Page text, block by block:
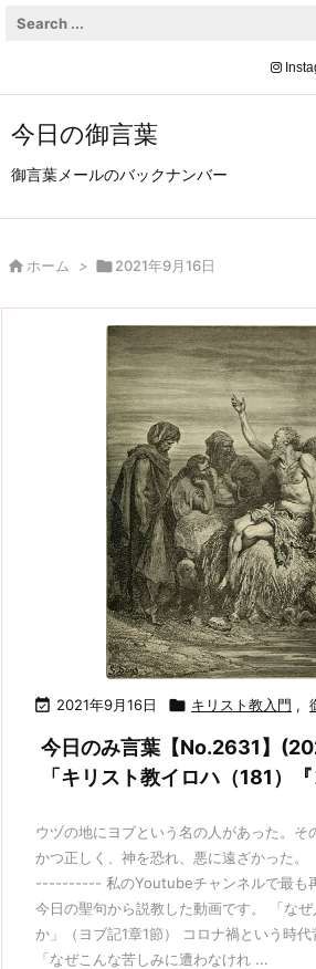
今日の御言葉
御言葉メールのバックナンバー
 ホーム > 2021年9月16日
 2021年9月16日  キリスト教入門 ,
今日のみ言葉【No.2631】
「キリスト教イロハ（181）『
ウヅの地にヨブという名の人があった。そ
かつ正しく、神を恐れ、悪に遠ざかった
---------- 私のYoutubeチャンネルで最も再
今日の聖句から説教した動画です。 「な
か」（ヨブ記1章1節） コロナ禍という時代
「なぜこんな苦しみに遭わなけれ ...